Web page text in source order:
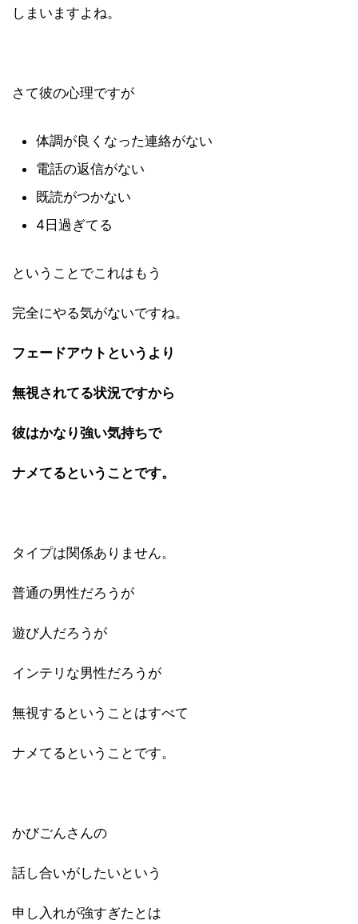
しまいますよね。
さて彼の心理ですが
体調が良くなった連絡がない
電話の返信がない
既読がつかない
4日過ぎてる
ということでこれはもう
完全にやる気がないですね。
フェードアウトというより
無視されてる状況ですから
彼はかなり強い気持ちで
ナメてるということです。
タイプは関係ありません。
普通の男性だろうが
遊び人だろうが
インテリな男性だろうが
無視するということはすべて
ナメてるということです。
かびごんさんの
話し合いがしたいという
申し入れが強すぎたとは